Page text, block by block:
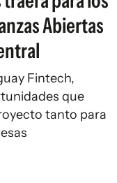
Abiertas
Fintech,
que
tanto para